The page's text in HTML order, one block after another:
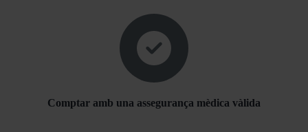
Comptar amb una assegurança mèdica vàlida